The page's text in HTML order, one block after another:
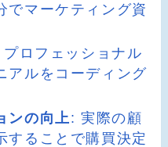
でマーケティング資
プロフェッショナル
アルをコーディング
ンの向上 : 実際の顧
することで購買決定